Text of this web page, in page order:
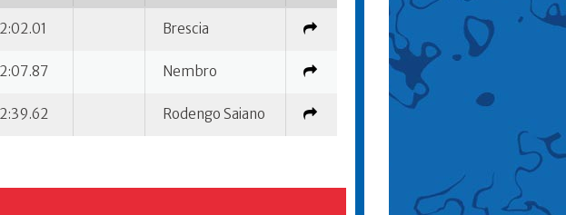
2:02.01 Brescia
2:07.87 Nembro
2:39.62 Rodengo Saiano